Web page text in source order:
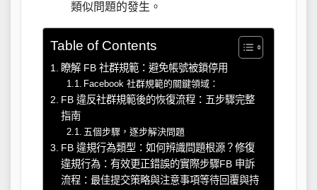
類似問題的發生。
Table of Contents
瞭解 FB 社群規範：避免帳號被鎖停用
Facebook 社群規範的關鍵領域：
FB 違反社群規範後的恢復流程：五步驟完整
指南
五個步驟，逐步解決問題
FB 違規行為類型：如何辨識問題根源？修復
違規行為：有效更正錯誤的實際步驟FB 申訴
流程：最佳提交策略與注意事項等待回覆與持